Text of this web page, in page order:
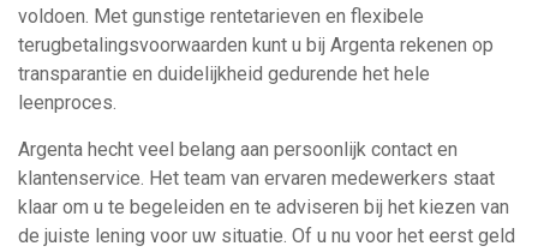
voldoen. Met gunstige rentetarieven en flexibele
terugbetalingsvoorwaarden kunt u bij Argenta rekenen op
transparantie en duidelijkheid gedurende het hele
leenproces.
Argenta hecht veel belang aan persoonlijk contact en
klantenservice. Het team van ervaren medewerkers staat
klaar om u te begeleiden en te adviseren bij het kiezen van
de juiste lening voor uw situatie. Of u nu voor het eerst geld